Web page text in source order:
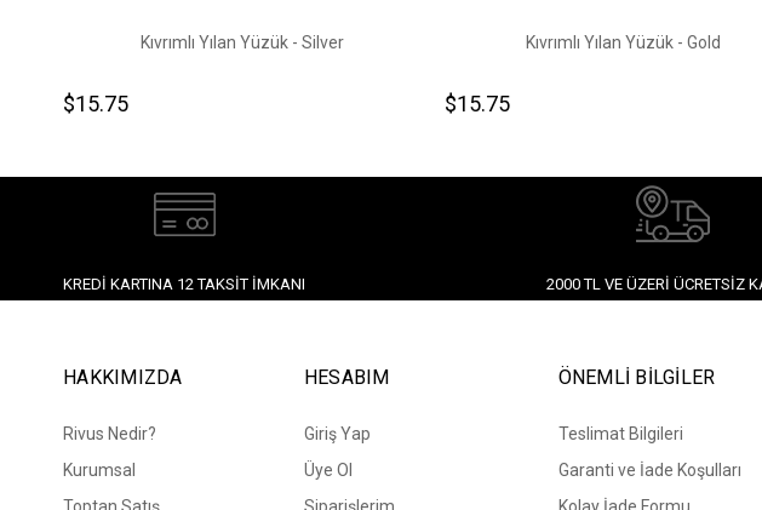
Kıvrımlı Yılan Yüzük - Silver
$15.75
Kıvrımlı Yılan Yüzük - Gold
$15.75
KREDI KARTINA 12 TAKSIT İMKANI 2000 TL VE ÜZERI ÜCRETSIZ
HAKKIMIZDA
Rivus Nedir?
Kurumsal
HESABIM
Giriş Yap
Üye Ol
ÖNEMLİ BİLGİLER
Teslimat Bilgileri
Garanti ve İade Koşulları